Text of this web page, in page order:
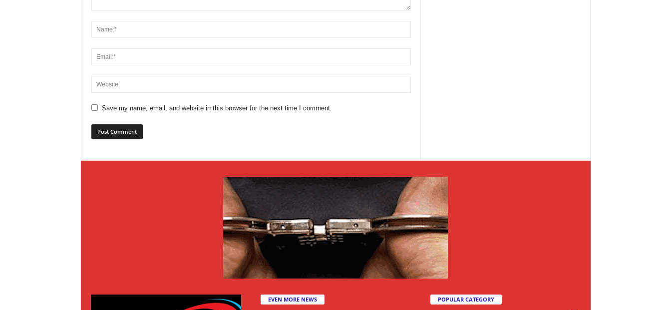
Save my name, email, and website in this browser for the next time I comment.
EVEN MORE NEWS POPULAR CATEGORY